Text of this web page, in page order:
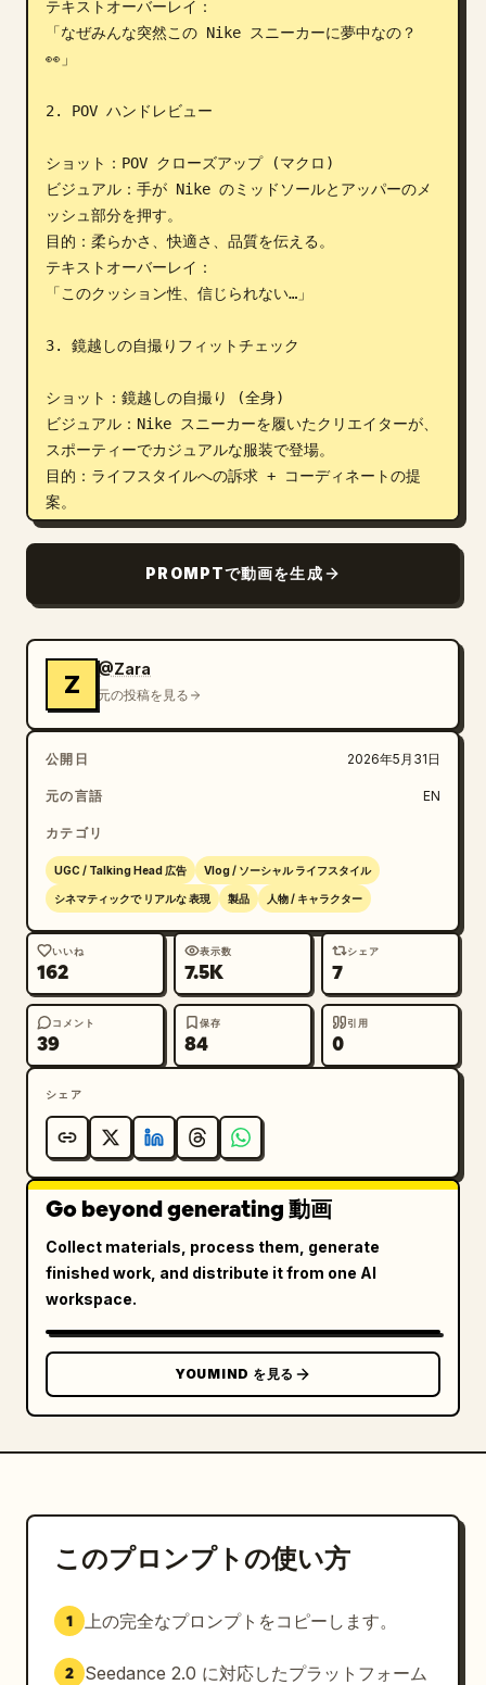
テキストオーバーレイ：
「なぜみんな突然この Nike スニーカーに夢中なの？
👀」
2. POV ハンドレビュー
ショット：POV クローズアップ (マクロ)
ビジュアル：手が Nike のミッドソールとアッパーのメ
ッシュ部分を押す。
目的：柔らかさ、快適さ、品質を伝える。
テキストオーバーレイ：
「このクッション性、信じられない…」
3. 鏡越しの自撮りフィットチェック
ショット：鏡越しの自撮り (全身)
ビジュアル：Nike スニーカーを履いたクリエイターが、
スポーティーでカジュアルな服装で登場。
目的：ライフスタイルへの訴求 + コーディネートの提
案。
テキストオーバーレイ：
4. 使用シーン (歩行ショット)
ショット：ローアングル・トラッキングショット
ビジュアル：屋外で Nike スニーカーを履いて自然に歩
く足元。
目的：歩行時の快適さを実証する。
テキストオーバーレイ：
「長時間歩いても疲れない？ 最高。」
5. 肩越しショット
ショット：肩越し POV
見下ろすクリエイター。
目的：共感を呼ぶ、日常のライフスタイルシーン。
テキストオーバーレイ：
「想像以上に軽い。」
ショット：ミドルショット
ビジュアル：Nike スニーカーを手に持ち、カメラに向か
って話すクリエイター。
目的：信頼性と説得力を高める。
「正直、過大評価だと思ってた…試すまでは。」
7. クローズアップ・ディテール
ショット：マクロ製品クローズアップ
ビジュアル：Nike Swoosh、ステッチ、メッシュの質
感、ソールのディテールにフォーカス。
「ディテールが本当に洗練されてる。」
8. CTA エンディング (ソフトセル)
ショット：ワイドショット (自然な動き)
ー。
PROMPTで動画を生成
Z
@Zara
元の投稿を見る
公開日 2026年5月31日
元の言語 EN
カテゴリ
UGC / Talking Head 広告 Vlog / ソーシャル ライフスタイル
シネマティックで リアルな 表現 製品 人物 / キャラクター
いいね
162
表示数
7.5K
シェア
7
コメント
39
保存
84
引用
0
シェア
Go beyond generating 動画
Collect materials, process them, generate
finished work, and distribute it from one AI
workspace.
YOUMIND を見る
このプロンプトの使い方
1 上の完全なプロンプトをコピーします。
2
Seedance 2.0 に対応したプラットフォーム